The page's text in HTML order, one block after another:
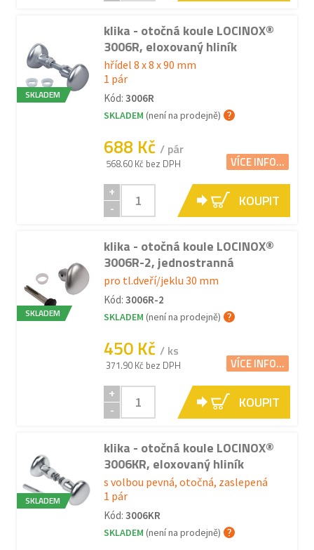
SKLADEM
klika - otočná koule LOCINOX®
3006R, eloxovaný hliník
hřídel 8 x 8 x 90 mm
1 pár
Kód: 3006R
SKLADEM (není na prodejně)
688 Kč / pár
568.60 Kč bez DPH VÍCE INFO...
+
-
KOUPIT
SKLADEM
klika - otočná koule LOCINOX®
3006R-2, jednostranná
pro tl.dveří/jeklu 30 mm
Kód: 3006R-2
SKLADEM (není na prodejně)
450 Kč / ks
371.90 Kč bez DPH VÍCE INFO...
+
-
KOUPIT
SKLADEM
klika - otočná koule LOCINOX®
3006KR, eloxovaný hliník
s volbou pevná, otočná, zaslepená
1 pár
Kód: 3006KR
SKLADEM (není na prodejně)